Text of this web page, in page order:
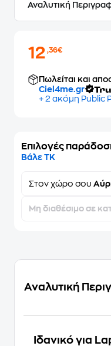
Αναλυτική
12,36€
Πωλείται και
Ciel4me.gr
+ 2 ακόμη Public
Επιλογές
Βάλε ΤΚ
Στον χώρο σου
Μη διαθέσιμο σε
Αναλυτική
Ιδανικό για